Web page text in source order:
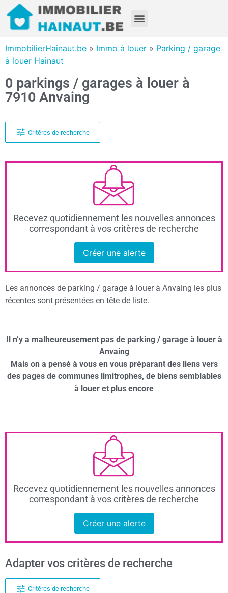
ImmobilierHainaut.be » Immo à louer » Parking / garage
à louer Hainaut
0 parkings / garages à louer à
7910 Anvaing
Critères de recherche
Recevez quotidiennement les nouvelles annonces
correspondant à vos critères de recherche
Créer une alerte
Les annonces de parking / garage à louer à Anvaing les plus
récentes sont présentées en tête de liste.
Il n’y a malheureusement pas de parking / garage à louer à
Anvaing
Mais on a pensé à vous en vous préparant des liens vers
des pages de communes limitrophes, de biens semblables
à louer et plus encore
Recevez quotidiennement les nouvelles annonces
correspondant à vos critères de recherche
Créer une alerte
Adapter vos critères de recherche
Critères de recherche